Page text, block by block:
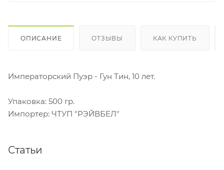
ОПИСАНИЕ ОТЗЫВЫ КАК КУПИТЬ
Императорский Пуэр - Гун Тин, 10 лет.
Упаковка: 500 гр.
Импортер: ЧТУП "РЭЙВБЕЛ"
Статьи